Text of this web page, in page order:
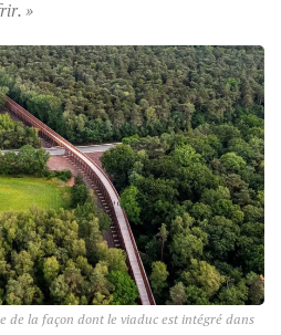
»
de la façon dont le viaduc est intégré dans